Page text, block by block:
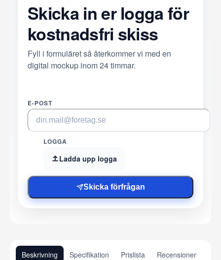
Skicka in er logga för
kostnadsfri skiss
Fyll i formuläret så återkommer vi med en
digital mockup inom 24 timmar.
E-POST
LOGGA
Ladda upp logga
Skicka förfrågan
Beskrivning Specifikation Prislista Recensioner